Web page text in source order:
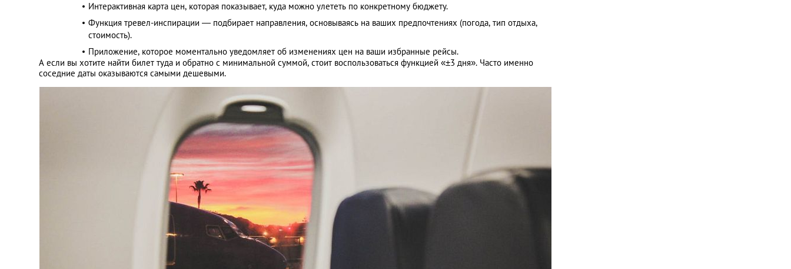
Интерактивная карта цен, которая показывает, куда можно улететь по конкретному бюджету.
Функция тревел-инспирации — подбирает направления, основываясь на ваших предпочтениях (погода, тип отдыха,
стоимость).
Приложение, которое моментально уведомляет об изменениях цен на ваши избранные рейсы.
А если вы хотите найти билет туда и обратно с минимальной суммой, стоит воспользоваться функцией «±3 дня». Часто именно
соседние даты оказываются самыми дешевыми.